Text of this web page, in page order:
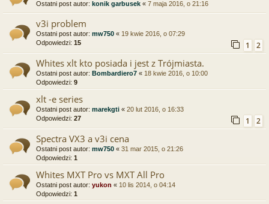
Ostatni post autor: konik garbusek « 7 maja 2016, o 21:16
v3i problem
Ostatni post autor: mw750 « 19 kwie 2016, o 07:29
Odpowiedzi: 15 1 2
Whites xlt kto posiada i jest z Trójmiasta.
Ostatni post autor: Bombardiero7 « 18 kwie 2016, o 10:00
Odpowiedzi: 9
xlt -e series
Ostatni post autor: marekgti « 20 lut 2016, o 16:33
Odpowiedzi: 27 1 2
Spectra VX3 a v3i cena
Ostatni post autor: mw750 « 31 mar 2015, o 21:26
Odpowiedzi: 1
Whites MXT Pro vs MXT All Pro
Ostatni post autor: yukon « 10 lis 2014, o 04:14
Odpowiedzi: 1